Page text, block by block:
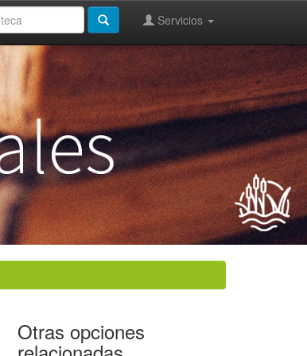
Servicios
Otras opciones